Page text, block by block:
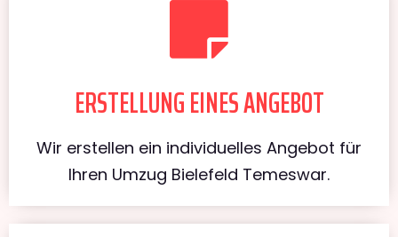
ERSTELLUNG EINES ANGEBOT
Wir erstellen ein individuelles Angebot für
Ihren Umzug Bielefeld Temeswar.